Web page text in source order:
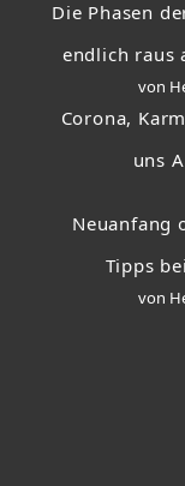
Die Phasen
endlich raus
von
Corona,
uns
Neuanfang
Tipps
von